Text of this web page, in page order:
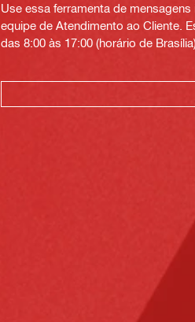
Use essa ferramenta de
equipe de Atendimento ao Cliente.
das 8:00 às 17:00 (horário de